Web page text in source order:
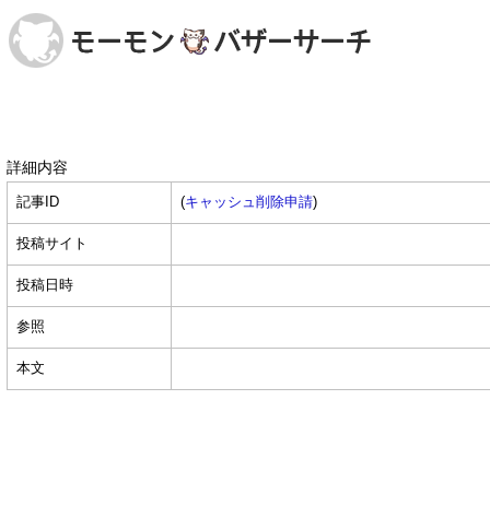
詳細内容
記事ID (キャッシュ削除申請)
投稿サイト
投稿日時
参照
本文